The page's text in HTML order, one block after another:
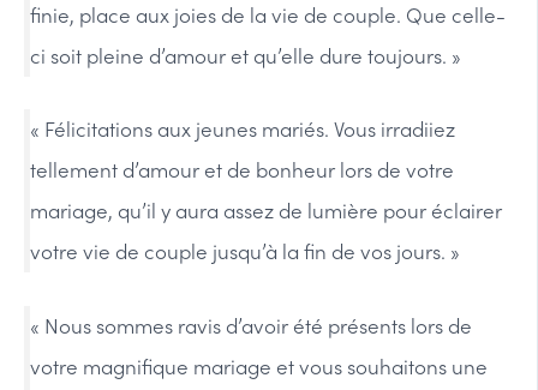
finie, place aux joies de la vie de couple. Que celle-
ci soit pleine d’amour et qu’elle dure toujours. »
« Félicitations aux jeunes mariés. Vous irradiiez
tellement d’amour et de bonheur lors de votre
mariage, qu’il y aura assez de lumière pour éclairer
votre vie de couple jusqu’à la fin de vos jours. »
« Nous sommes ravis d’avoir été présents lors de
votre magnifique mariage et vous souhaitons une